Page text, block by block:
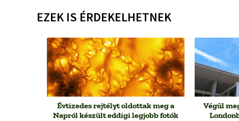
EZEK IS ÉRDEKELHETNEK
Évtizedes rejtélyt oldottak meg a
Napról készült eddigi legjobb fotók
Végül